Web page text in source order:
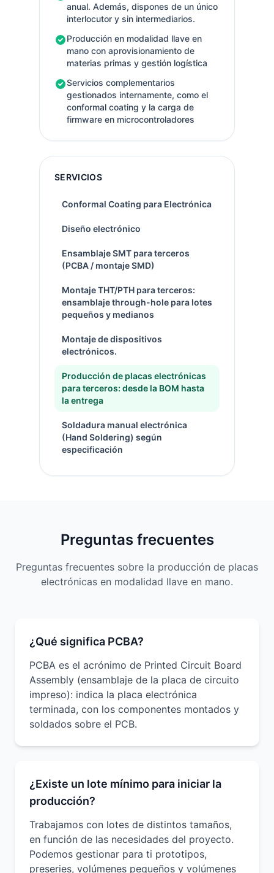
anual. Además, dispones de un único
interlocutor y sin intermediarios.
Producción en modalidad llave en
mano con aprovisionamiento de
materias primas y gestión logística
Servicios complementarios
gestionados internamente, como el
conformal coating y la carga de
firmware en microcontroladores
SERVICIOS
Conformal Coating para Electrónica
Diseño electrónico
Ensamblaje SMT para terceros
(PCBA / montaje SMD)
Montaje THT/PTH para terceros:
ensamblaje through-hole para lotes
pequeños y medianos
Montaje de dispositivos
electrónicos.
Producción de placas electrónicas
para terceros: desde la BOM hasta
la entrega
Soldadura manual electrónica
(Hand Soldering) según
especificación
Preguntas frecuentes
Preguntas frecuentes sobre la producción de placas
electrónicas en modalidad llave en mano.
¿Qué significa PCBA?
PCBA es el acrónimo de Printed Circuit Board
Assembly (ensamblaje de la placa de circuito
impreso): indica la placa electrónica
terminada, con los componentes montados y
soldados sobre el PCB.
¿Existe un lote mínimo para iniciar la
producción?
Trabajamos con lotes de distintos tamaños,
en función de las necesidades del proyecto.
Podemos gestionar para ti prototipos,
preseries, volúmenes pequeños y volúmenes